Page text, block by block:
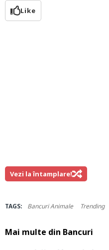
Like
Vezi la întamplare!
TAGS: Bancuri Animale Trending
Mai multe din Bancuri